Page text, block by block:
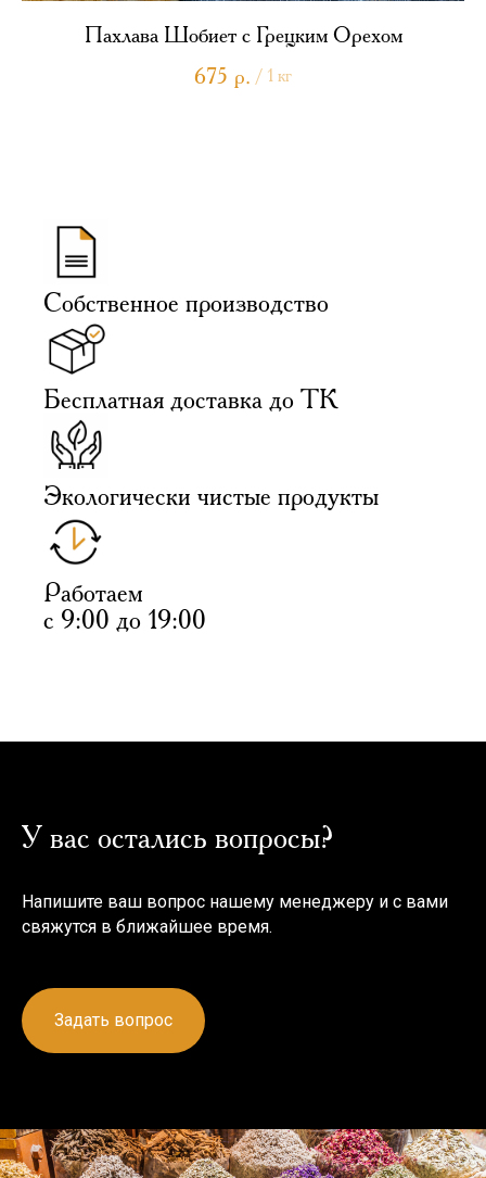
Пахлава Шобиет с Грецким Орехом
675 р. / 1 кг
Собственное производство
Бесплатная доставка до ТК
Экологически чистые продукты
Работаем
с 9:00 до 19:00
У вас остались вопросы?
Напишите ваш вопрос нашему менеджеру и с вами
свяжутся в ближайшее время.
Задать вопрос